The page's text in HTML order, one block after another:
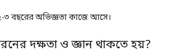
৩ বছরের অভিজ্ঞতা কাজে আসে।
দক্ষতা ও জ্ঞান থাকতে হয়?